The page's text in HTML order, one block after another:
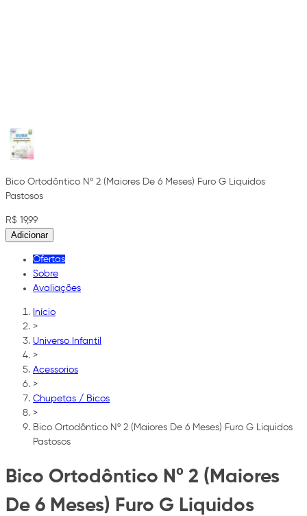
Bico Ortodôntico Nº 2 (Maiores De 6 Meses) Furo G Liquidos
Pastosos
R$ 19,99
Adicionar
Ofertas
Sobre
Avaliações
Início
>
Universo Infantil
>
Acessorios
>
Chupetas / Bicos
>
Bico Ortodôntico Nº 2 (Maiores De 6 Meses) Furo G Liquidos
Pastosos
Bico Ortodôntico Nº 2 (Maiores
De 6 Meses) Furo G Liquidos